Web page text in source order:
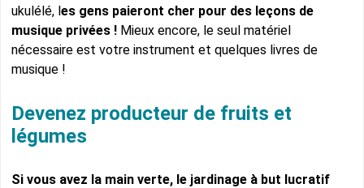
ukulélé, les gens paieront cher pour des leçons de
musique privées ! Mieux encore, le seul matériel
nécessaire est votre instrument et quelques livres de
musique !
Devenez producteur de fruits et
légumes
Si vous avez la main verte, le jardinage à but lucratif